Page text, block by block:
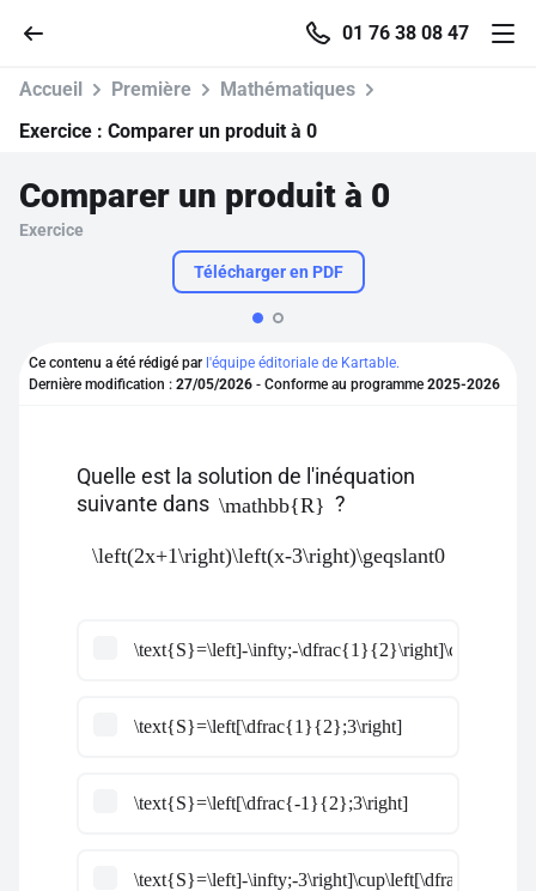
01 76 38 08 47
Accueil
Se connecter
S'inscrire gratuitement
Pour profiter de 10 contenus offerts.
Accueil Première
Mathématiques
Exercice : Comparer un produit à 0
Comparer un produit à 0
Exercice
Télécharger en PDF
Ce contenu a été rédigé par l'équipe éditoriale de Kartable.
Dernière modification : 27/05/2026 - Conforme au programme 2025-2026
Quelle est la solution de l'inéquation
suivante dans \mathbb{R} ?
\left(2x+1\right)\left(x-3\right)\geqslant0
\text{S}=\left]-\infty;-
\text{S}=\left[\dfrac{1}{2};3\right]
\text{S}=\left[\dfrac{-1}{2};3\right]
\text{S}=\left]-\infty;-